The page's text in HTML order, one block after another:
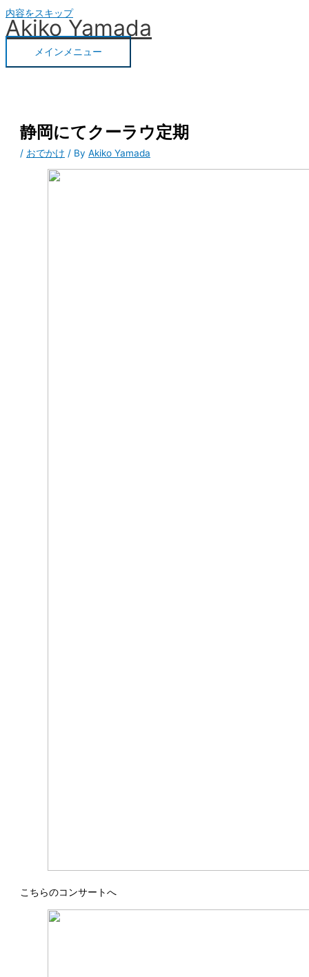
内容をスキップ
Akiko Yamada
メインメニュー
静岡にてクーラウ定期
/ おでかけ / ByAkiko Yamada
こちらのコンサートへ